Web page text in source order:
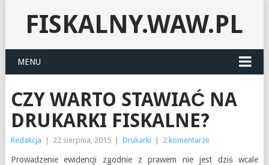
FISKALNY.WAW.PL
MENU
CZY WARTO STAWIAĆ NA
DRUKARKI FISKALNE?
Redakcja 22 sierpnia, 2015 Drukarki 2 komentarze
Prowadzenie ewidencji zgodnie z prawem nie jest dziś wcale